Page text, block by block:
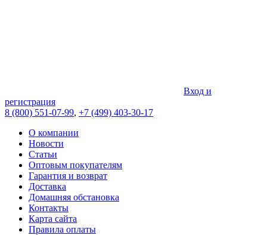
Вход и
регистрация
8 (800) 551-07-99, +7 (499) 403-30-17
О компании
Новости
Статьи
Оптовым покупателям
Гарантия и возврат
Доставка
Домашняя обстановка
Контакты
Карта сайта
Правила оплаты